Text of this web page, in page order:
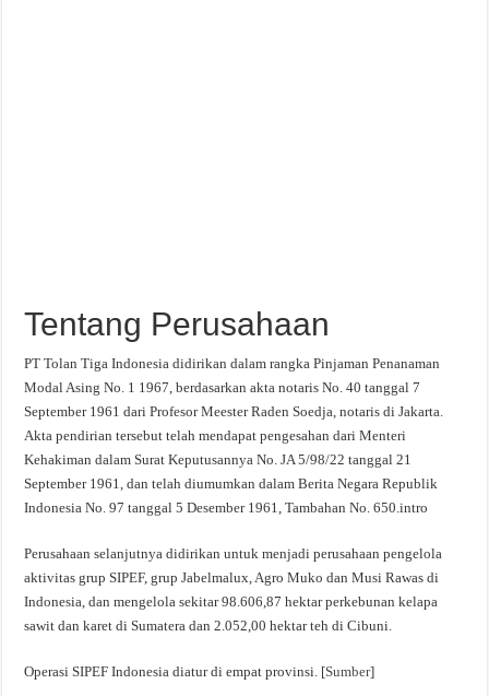
Tentang Perusahaan
PT Tolan Tiga Indonesia didirikan dalam rangka Pinjaman Penanaman
Modal Asing No. 1 1967, berdasarkan akta notaris No. 40 tanggal 7
September 1961 dari Profesor Meester Raden Soedja, notaris di Jakarta.
Akta pendirian tersebut telah mendapat pengesahan dari Menteri
Kehakiman dalam Surat Keputusannya No. JA 5/98/22 tanggal 21
September 1961, dan telah diumumkan dalam Berita Negara Republik
Indonesia No. 97 tanggal 5 Desember 1961, Tambahan No. 650.intro
Perusahaan selanjutnya didirikan untuk menjadi perusahaan pengelola
aktivitas grup SIPEF, grup Jabelmalux, Agro Muko dan Musi Rawas di
Indonesia, dan mengelola sekitar 98.606,87 hektar perkebunan kelapa
sawit dan karet di Sumatera dan 2.052,00 hektar teh di Cibuni.
Operasi SIPEF Indonesia diatur di empat provinsi. [Sumber]